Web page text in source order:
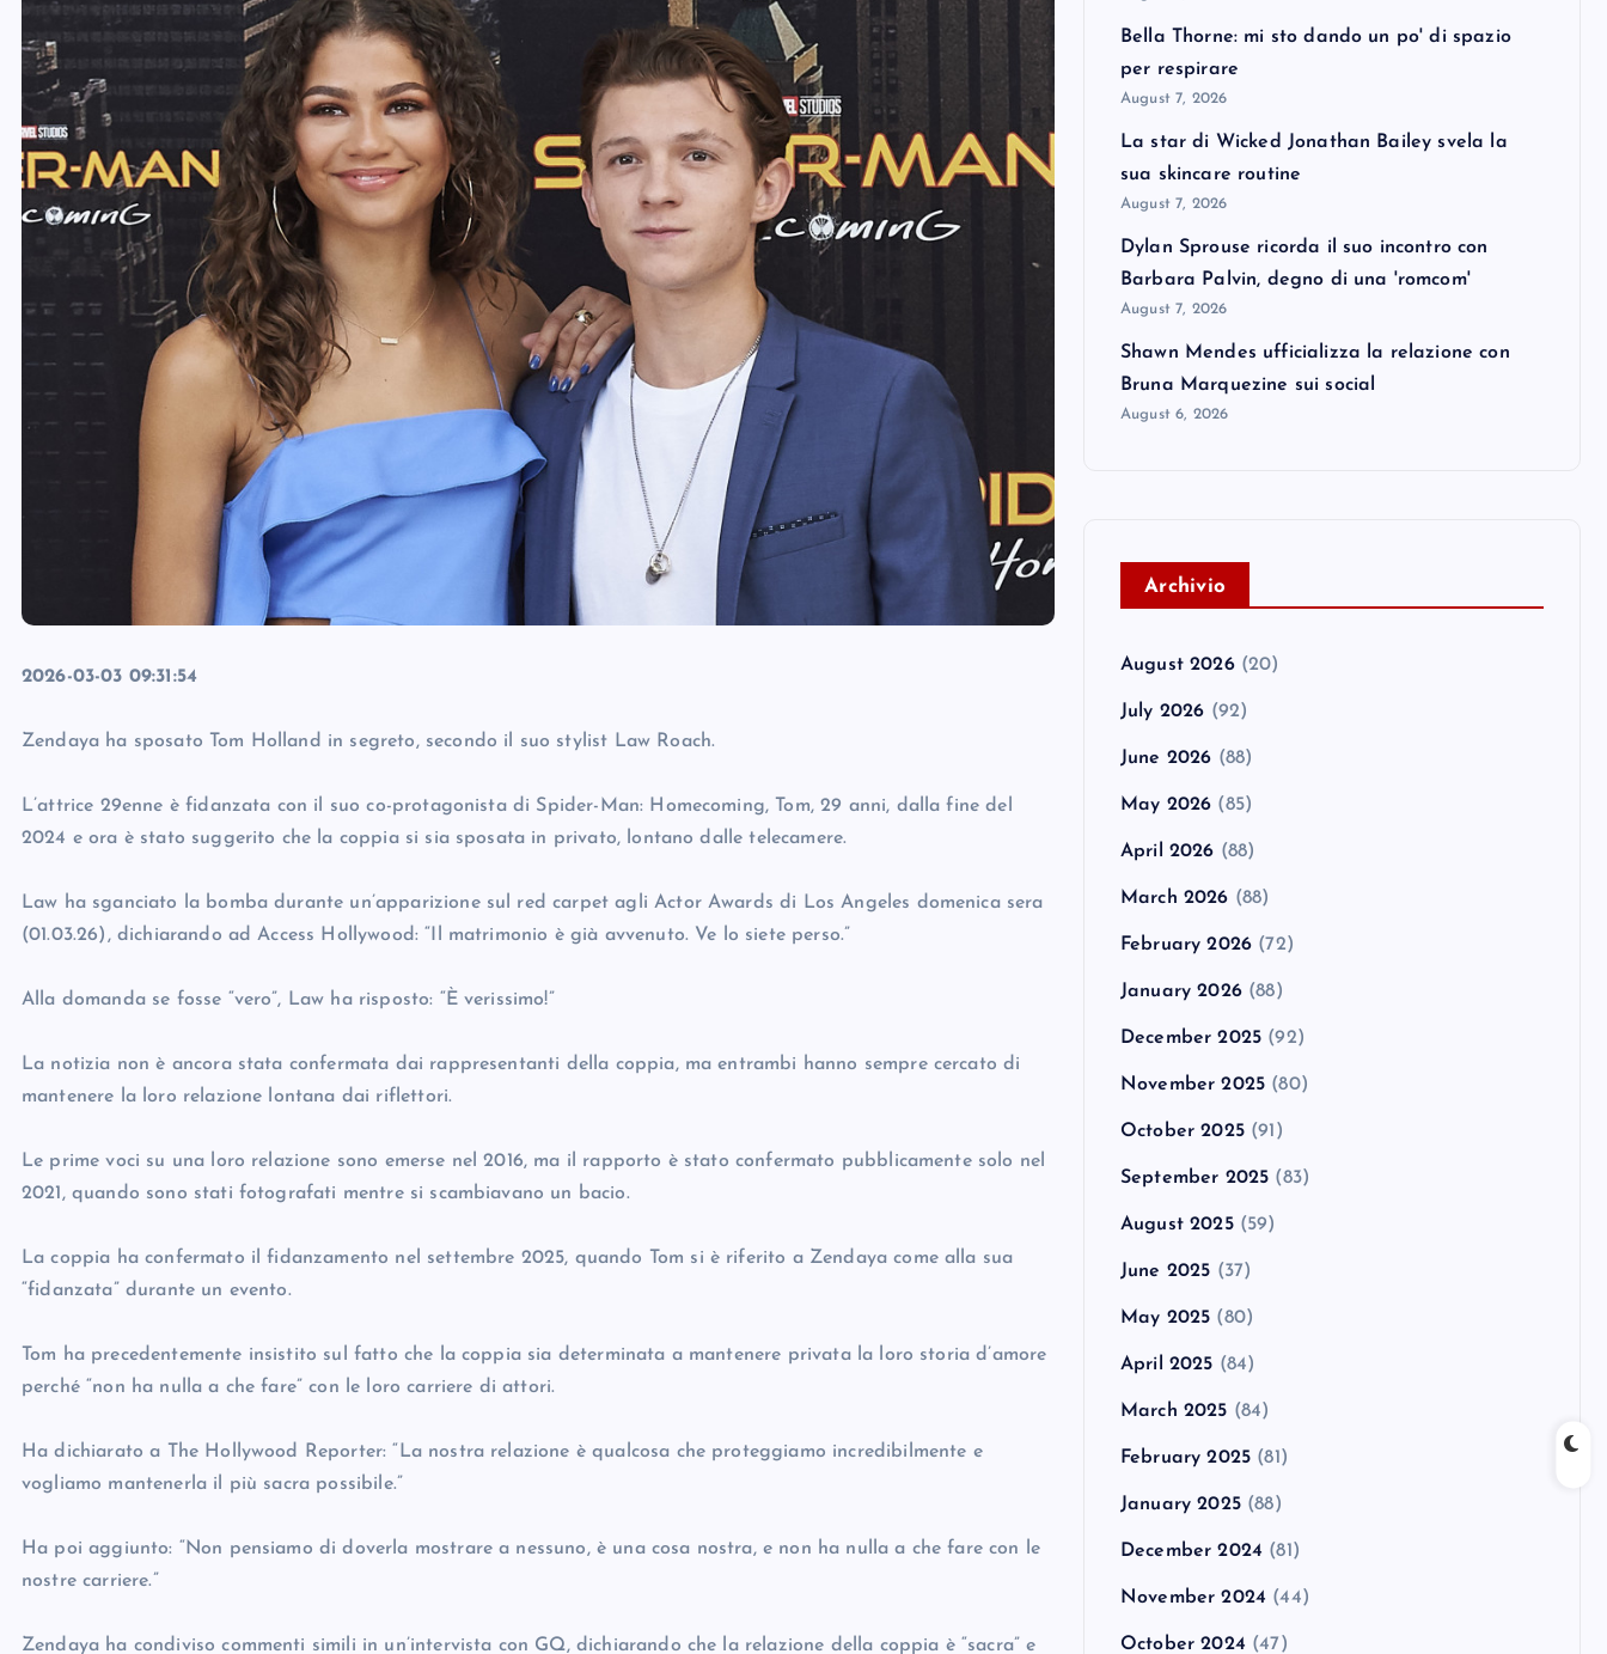
2026-03-03 09:31:54
Zendaya ha sposato Tom Holland in segreto, secondo il suo stylist Law Roach.
L’attrice 29enne è fidanzata con il suo co-protagonista di Spider-Man: Homecoming, Tom, 29 anni, dalla fine del
2024 e ora è stato suggerito che la coppia si sia sposata in privato, lontano dalle telecamere.
Law ha sganciato la bomba durante un’apparizione sul red carpet agli Actor Awards di Los Angeles domenica sera
(01.03.26), dichiarando ad Access Hollywood: “Il matrimonio è già avvenuto. Ve lo siete perso.”
Alla domanda se fosse “vero”, Law ha risposto: “È verissimo!”
La notizia non è ancora stata confermata dai rappresentanti della coppia, ma entrambi hanno sempre cercato di
mantenere la loro relazione lontana dai riflettori.
Le prime voci su una loro relazione sono emerse nel 2016, ma il rapporto è stato confermato pubblicamente solo nel
2021, quando sono stati fotografati mentre si scambiavano un bacio.
La coppia ha confermato il fidanzamento nel settembre 2025, quando Tom si è riferito a Zendaya come alla sua
“fidanzata” durante un evento.
Tom ha precedentemente insistito sul fatto che la coppia sia determinata a mantenere privata la loro storia d’amore
perché “non ha nulla a che fare” con le loro carriere di attori.
Ha dichiarato a The Hollywood Reporter: “La nostra relazione è qualcosa che proteggiamo incredibilmente e
vogliamo mantenerla il più sacra possibile.”
Ha poi aggiunto: “Non pensiamo di doverla mostrare a nessuno, è una cosa nostra, e non ha nulla a che fare con le
nostre carriere.”
Zendaya ha condiviso commenti simili in un’intervista con GQ, dichiarando che la relazione della coppia è “sacra” e
Bella Thorne: mi sto dando un po' di spazio
per respirare
August 7, 2026
La star di Wicked Jonathan Bailey svela la
sua skincare routine
August 7, 2026
Dylan Sprouse ricorda il suo incontro con
Barbara Palvin, degno di una 'romcom'
August 7, 2026
Shawn Mendes ufficializza la relazione con
Bruna Marquezine sui social
August 6, 2026
Archivio
August 2026(20)
July 2026 (92)
June 2026 (88)
May 2026 (85)
April 2026 (88)
March 2026 (88)
February 2026 (72)
January 2026(88)
December 2025 (92)
November 2025 (80)
October 2025(91)
September 2025 (83)
August 2025(59)
June 2025 (37)
May 2025 (80)
April 2025 (84)
March 2025 (84)
February 2025 (81)
January 2025(88)
December 2024 (81)
November 2024 (44)
October 2024 (47)